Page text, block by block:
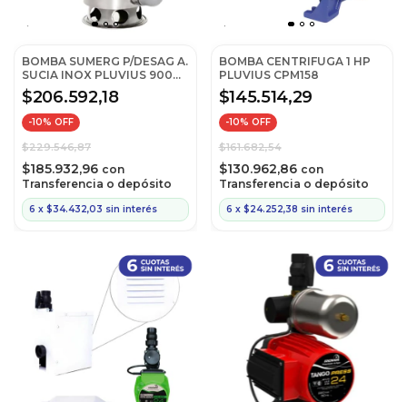
BOMBA SUMERG P/DESAG A.
SUCIA INOX PLUVIUS 900w
SUMS900A
$206.592,18
-10% OFF
$229.546,87
$185.932,96 con
Transferencia o depósito
6 x $34.432,03 sin interés
BOMBA CENTRIFUGA 1 HP
PLUVIUS CPM158
$145.514,29
-10% OFF
$161.682,54
$130.962,86 con
Transferencia o depósito
6 x $24.252,38 sin interés